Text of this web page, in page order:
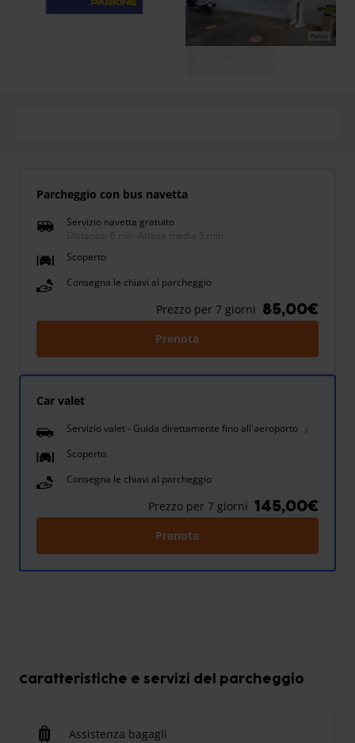
Parcheggio con bus navetta
Servizio navetta gratuito
Distanza: 6 min
Attesa media 5 min
Scoperto
Consegna le chiavi al parcheggio
Prezzo per 7 giorni 85,00€
Prenota
Car valet
Servizio valet - Guida direttamente fino all'aeroporto
Scoperto
Consegna le chiavi al parcheggio
Prezzo per 7 giorni 145,00€
Prenota
Caratteristiche e servizi del parcheggio
Assistenza bagagli